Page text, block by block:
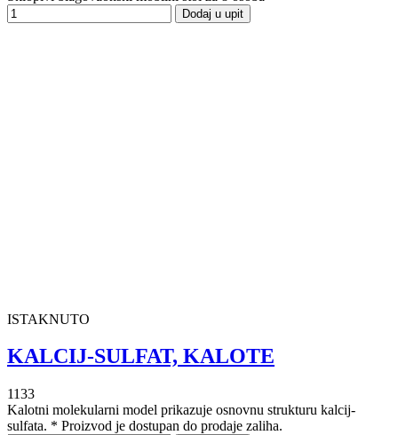
Dodaj u upit
ISTAKNUTO
KALCIJ-SULFAT, KALOTE
1133
Kalotni molekularni model prikazuje osnovnu strukturu kalcij-
sulfata. * Proizvod je dostupan do prodaje zaliha.